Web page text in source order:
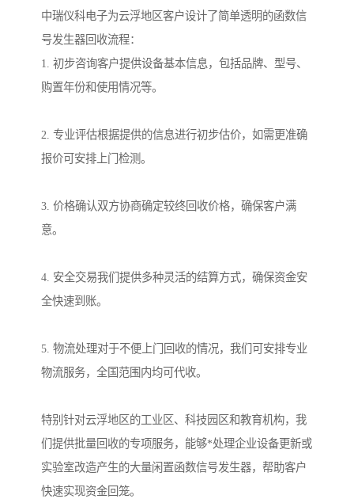
中瑞仪科电子为云浮地区客户设计了简单透明的函数信
号发生器回收流程：
1. 初步咨询客户提供设备基本信息，包括品牌、型号、
购置年份和使用情况等。
2. 专业评估根据提供的信息进行初步估价，如需更准确
报价可安排上门检测。
3. 价格确认双方协商确定较终回收价格，确保客户满
意。
4. 安全交易我们提供多种灵活的结算方式，确保资金安
全快速到账。
5. 物流处理对于不便上门回收的情况，我们可安排专业
物流服务，全国范围内均可代收。
特别针对云浮地区的工业区、科技园区和教育机构，我
们提供批量回收的专项服务，能够*处理企业设备更新或
实验室改造产生的大量闲置函数信号发生器，帮助客户
快速实现资金回笼。